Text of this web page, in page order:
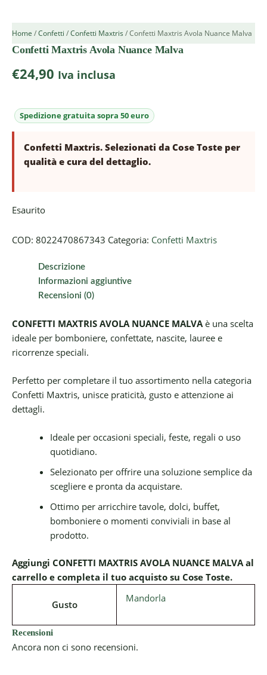
Home /Confetti /Confetti Maxtris / Confetti Maxtris Avola Nuance Malva
Confetti Maxtris Avola Nuance Malva
€24,90 Iva inclusa
Confetti Maxtris. Selezionati da Cose Toste per
qualità e cura del dettaglio.
Esaurito
COD: 8022470867343 Categoria: Confetti Maxtris
Descrizione
Informazioni aggiuntive
Recensioni (0)
CONFETTI MAXTRIS AVOLA NUANCE MALVA è una scelta
ideale per bomboniere, confettate, nascite, lauree e
ricorrenze speciali.
Perfetto per completare il tuo assortimento nella categoria
Confetti Maxtris, unisce praticità, gusto e attenzione ai
dettagli.
Ideale per occasioni speciali, feste, regali o uso
quotidiano.
Selezionato per offrire una soluzione semplice da
scegliere e pronta da acquistare.
Ottimo per arricchire tavole, dolci, buffet,
bomboniere o momenti conviviali in base al
prodotto.
Aggiungi CONFETTI MAXTRIS AVOLA NUANCE MALVA al
carrello e completa il tuo acquisto su Cose Toste.
Gusto
Mandorla
Recensioni
Ancora non ci sono recensioni.